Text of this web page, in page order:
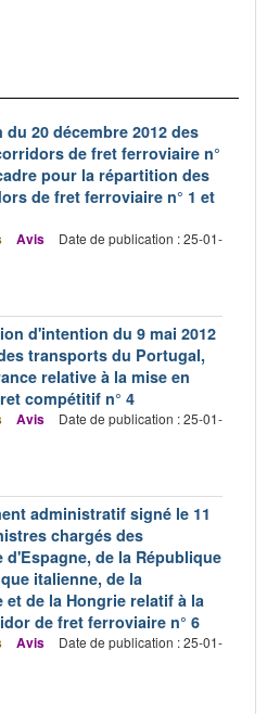
20 décembre 2012 des
de fret ferroviaire n°
pour la répartition des
de fret ferroviaire n° 1 et
Avis
Date de publication : 25-01-
d'intention du 9 mai 2012
transports du Portugal,
relative à la mise en
compétitif n° 4
Avis
Date de publication : 25-01-
administratif signé le 11
chargés des
de la République
italienne, de la
de la Hongrie relatif à la
de fret ferroviaire n° 6
Avis
Date de publication : 25-01-